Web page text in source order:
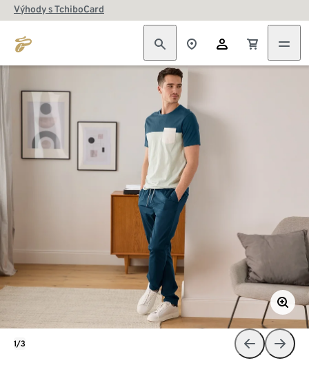
Výhody s TchiboCard
1/3